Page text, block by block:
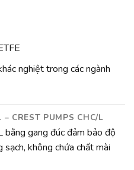
nghiệt trong các ngành
CREST PUMPS CHC/L
gang đúc đảm bảo độ
không chứa chất mài